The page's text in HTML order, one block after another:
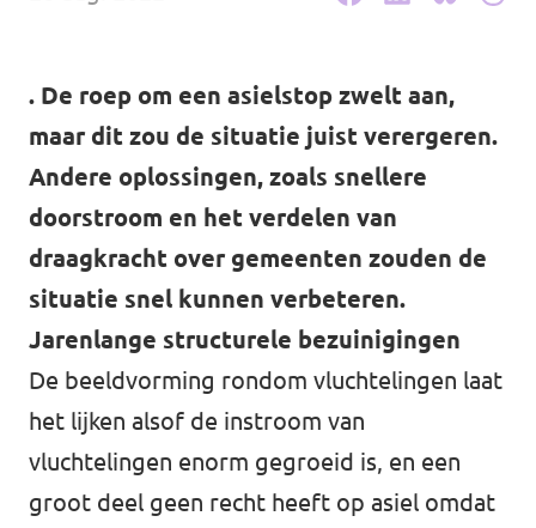
Werken bij Volt
Contact
Sprekersaanvraag
Volt There - Buitenlandstichting Volt
Charge - Wetenschappelijk Platform Volt
. De roep om een asielstop zwelt aan,
maar dit zou de situatie juist verergeren.
Andere oplossingen, zoals snellere
doorstroom en het verdelen van
draagkracht over gemeenten zouden de
situatie snel kunnen verbeteren.
Jarenlange structurele bezuinigingen
De beeldvorming rondom vluchtelingen laat
het lijken alsof de instroom van
vluchtelingen enorm gegroeid is, en een
groot deel geen recht heeft op asiel omdat